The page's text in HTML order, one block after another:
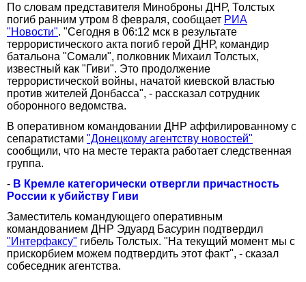
По словам представителя Миноброны ДНР, Толстых
погиб ранним утром 8 февраля, сообщает РИА
"Новости". "Сегодня в 06:12 мск в результате
террористического акта погиб герой ДНР, командир
батальона "Сомали", полковник Михаил Толстых,
известный как "Гиви". Это продолжение
террористической войны, начатой киевской властью
против жителей Донбасса", - рассказал сотрудник
оборонного ведомства.
В оперативном командовании ДНР аффилированному с
сепаратистами "Донецкому агентству новостей"
сообщили, что на месте теракта работает следственная
группа.
- В Кремле категорически отвергли причастность
России к убийству Гиви
Заместитель командующего оперативным
командованием ДНР Эдуард Басурин подтвердил
"Интерфаксу" гибель Толстых. "На текущий момент мы с
прискорбием можем подтвердить этот факт", - сказал
собеседник агентства.